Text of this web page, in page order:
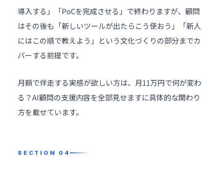
導入する」「PoCを完成させる」で終わりますが、顧問
はその後も「新しいツールが出たらこう使おう」「新人
にはこの順で教えよう」という文化づくりの部分までカ
バーする前提です。
月額で伴走する実感が欲しい方は、 月11万円で何が変わ
る？AI顧問の支援内容を全部見せますに具体的な関わり
方を載せています。